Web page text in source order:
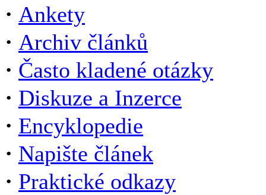
· Ankety
· Archiv článků
· Často kladené otázky
· Diskuze a Inzerce
· Encyklopedie
· Napište článek
· Praktické odkazy